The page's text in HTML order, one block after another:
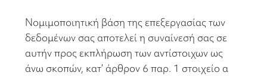
Νομιμοποιητική βάση της επεξεργασίας των
δεδομένων σας αποτελεί η συναίνεσή σας σε
αυτήν προς εκπλήρωση των αντίστοιχων ως
άνω σκοπών, κατ’ άρθρον 6 παρ. 1 στοιχείο α